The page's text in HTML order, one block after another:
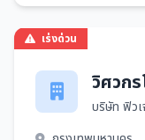
เร่งด่วน
วิศวก
บริษัท ฟิวเ